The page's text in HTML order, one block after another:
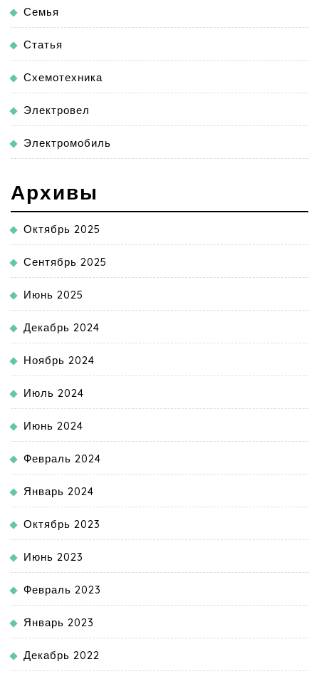
Семья
Статья
Схемотехника
Электровел
Электромобиль
Архивы
Октябрь 2025
Сентябрь 2025
Июнь 2025
Декабрь 2024
Ноябрь 2024
Июль 2024
Июнь 2024
Февраль 2024
Январь 2024
Октябрь 2023
Июнь 2023
Февраль 2023
Январь 2023
Декабрь 2022